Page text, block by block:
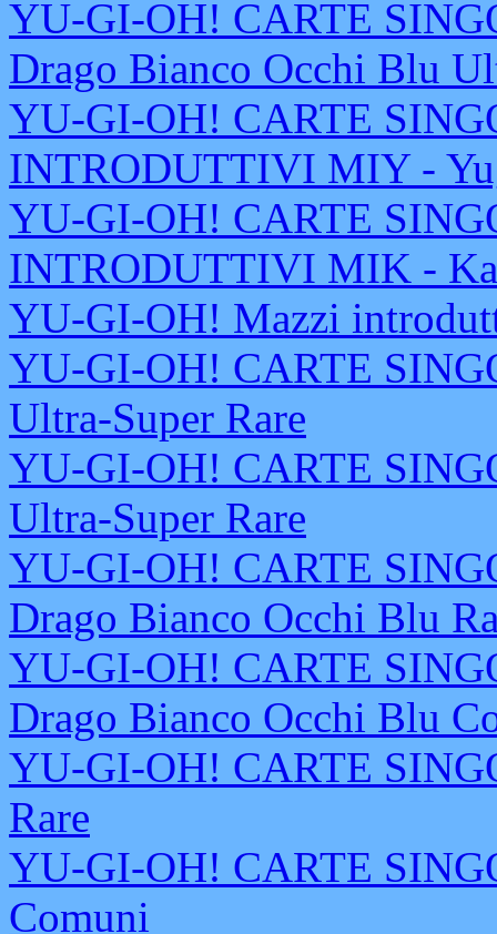
YU-GI-OH! CARTE
Drago Bianco Occhi Blu
YU-GI-OH! CARTE
INTRODUTTIVI MIY -
YU-GI-OH! CARTE
INTRODUTTIVI MIK -
YU-GI-OH! Mazzi
YU-GI-OH! CARTE
Ultra-Super Rare
YU-GI-OH! CARTE
Ultra-Super Rare
YU-GI-OH! CARTE
Drago Bianco Occhi Blu
YU-GI-OH! CARTE
Drago Bianco Occhi Blu
YU-GI-OH! CARTE
Rare
YU-GI-OH! CARTE
Comuni